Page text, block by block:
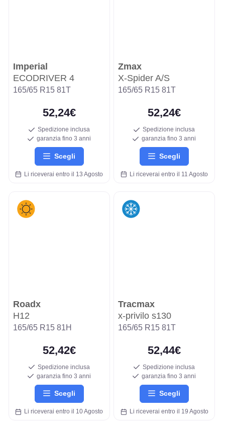
Imperial
ECODRIVER 4
165/65 R15 81T
52,24€
Spedizione inclusa
garanzia fino 3 anni
Scegli
Li riceverai entro il 13 Agosto
Zmax
X-Spider A/S
165/65 R15 81T
52,24€
Spedizione inclusa
garanzia fino 3 anni
Scegli
Li riceverai entro il 11 Agosto
Roadx
H12
165/65 R15 81H
52,42€
Spedizione inclusa
garanzia fino 3 anni
Scegli
Li riceverai entro il 10 Agosto
Tracmax
x-privilo s130
165/65 R15 81T
52,44€
Spedizione inclusa
garanzia fino 3 anni
Scegli
Li riceverai entro il 19 Agosto